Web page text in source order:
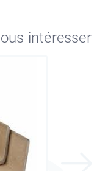
intéresser